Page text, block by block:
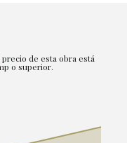
de esta obra está
o superior.